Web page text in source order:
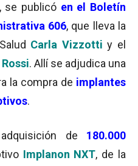
, se publicó en el Boletín
606, que lleva la
Carla Vizzotti y el
. Allí se adjudica una
la compra de implantes
.
de 180.000
Implanon NXT, de la